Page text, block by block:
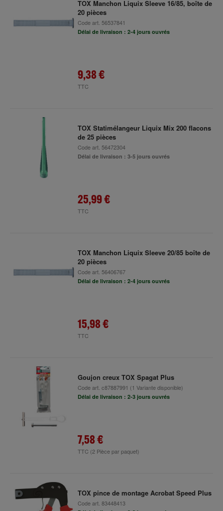
TOX Manchon Liquix Sleeve 16/85, boîte de
20 pièces
Code art. 56537841
Délai de livraison : 2-4 jours ouvrés
9,38 €
TTC
TOX Statimélangeur Liquix Mix 200 flacons
de 25 pièces
Code art. 56472304
Délai de livraison : 3-5 jours ouvrés
25,99 €
TTC
TOX Manchon Liquix Sleeve 20/85 boîte de
20 pièces
Code art. 56406767
Délai de livraison : 2-4 jours ouvrés
15,98 €
TTC
Goujon creux TOX Spagat Plus
Code art. c87887991 (1 Variante disponible)
Délai de livraison : 2-3 jours ouvrés
7,58 €
TTC (2 Pièce par paquet)
TOX pince de montage Acrobat Speed Plus
Code art. 83448413